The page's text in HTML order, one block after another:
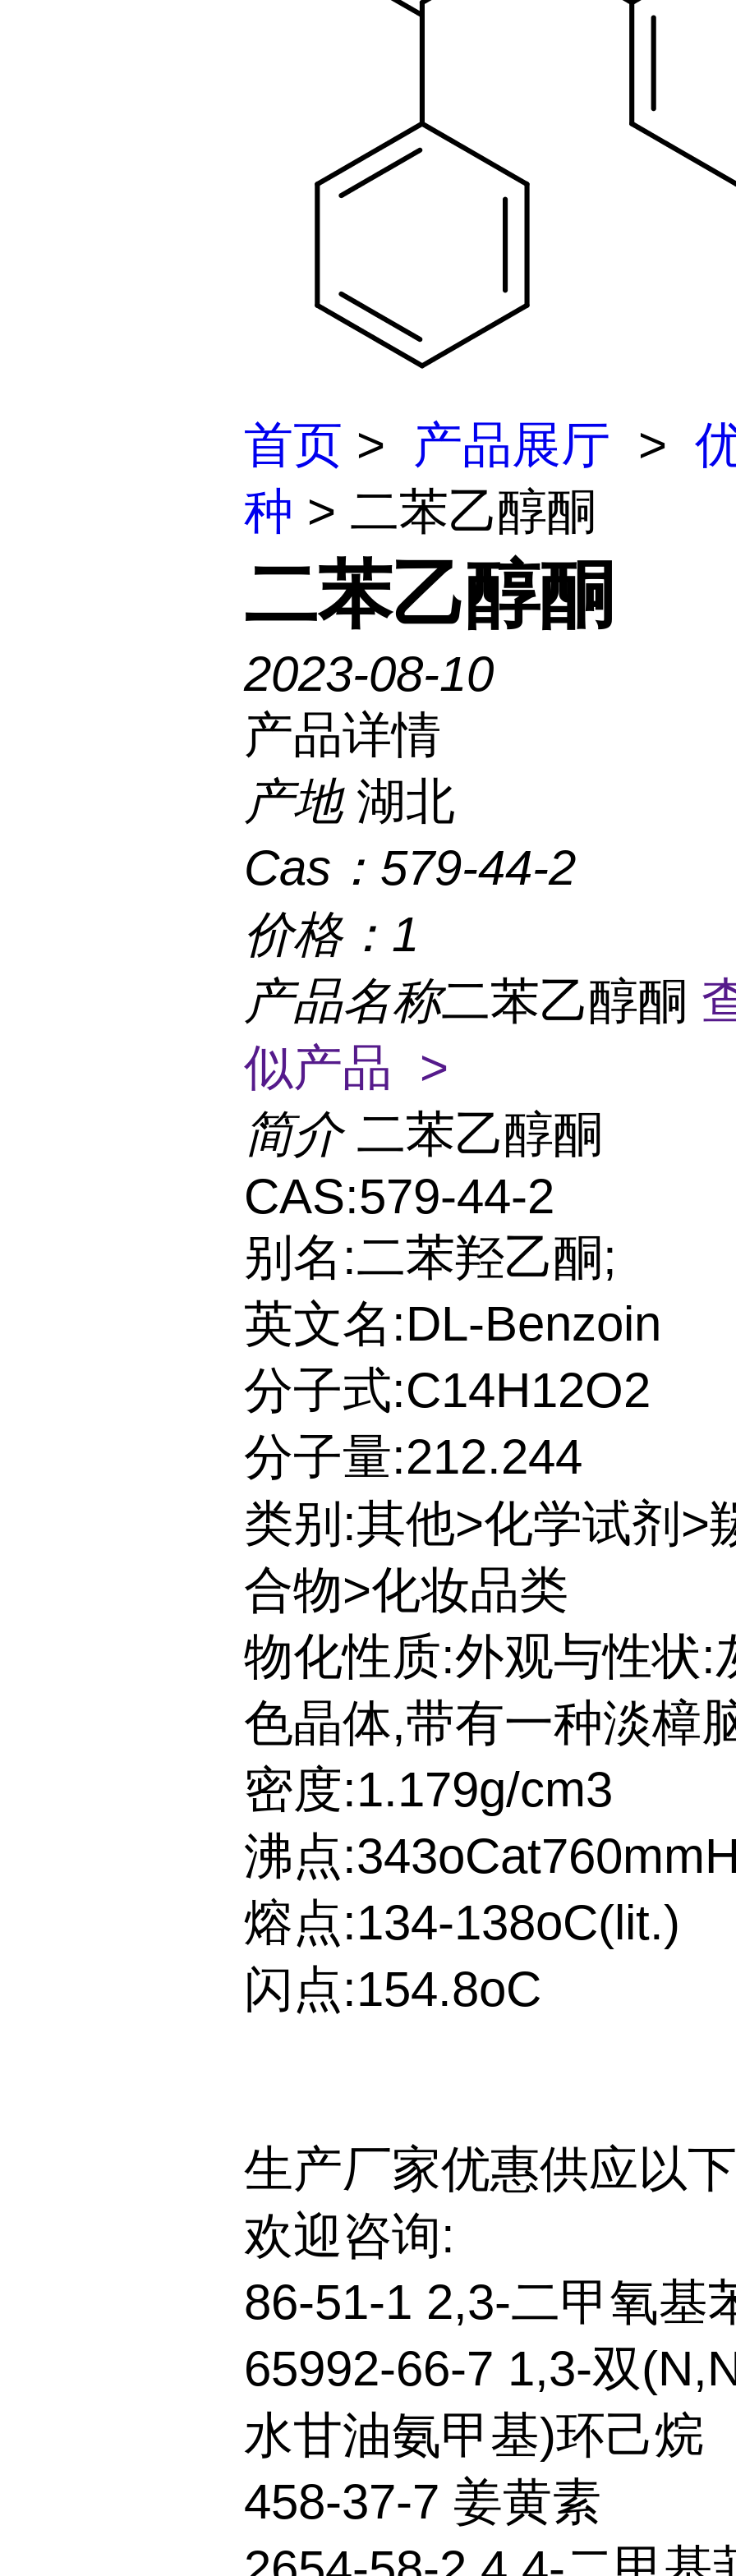
首页 > 产品展厅 >
种 > 二苯乙醇酮
二苯乙醇酮
2023-08-10
产品详情
产地 湖北
Cas： 579-44-2
价格： 1
产品名称二苯乙醇酮
似产品 >
简介 二苯乙醇酮
CAS:579-44-2
别名:二苯羟乙酮;
英文名:DL-Benzoin
分子式:C14H12O2
分子量:212.244
类别:其他>化学试剂>
合物>化妆品类
物化性质:外观与性状:
色晶体,带有一种淡樟
密度:1.179g/cm3
沸点
熔点:134-138oC(lit.)
闪点:154.8oC
生产厂家优惠供应以
欢迎咨询:
86-51-1 2,3-二甲氧基
65992-66-7 1,3-双
水甘油氨甲基)环己烷
458-37-7 姜黄素